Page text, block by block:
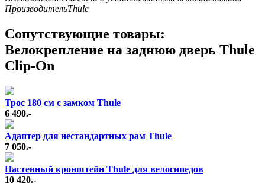
ПроизводительThule
Cопутствующие товары:
Велокрепление на заднюю дверь Thule
Clip-On
Трос 180 см с замком Thule
6 490.-
Адаптер для нестандартных рам Thule
7 050.-
Настенный кронштейн Thule для велосипедов
10 420.-